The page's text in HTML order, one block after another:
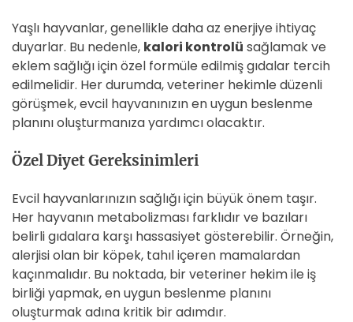
Yaşlı hayvanlar, genellikle daha az enerjiye ihtiyaç
duyarlar. Bu nedenle, kalori kontrolü sağlamak ve
eklem sağlığı için özel formüle edilmiş gıdalar tercih
edilmelidir. Her durumda, veteriner hekimle düzenli
görüşmek, evcil hayvanınızın en uygun beslenme
planını oluşturmanıza yardımcı olacaktır.
Özel Diyet Gereksinimleri
Evcil hayvanlarınızın sağlığı için büyük önem taşır.
Her hayvanın metabolizması farklıdır ve bazıları
belirli gıdalara karşı hassasiyet gösterebilir. Örneğin,
alerjisi olan bir köpek, tahıl içeren mamalardan
kaçınmalıdır. Bu noktada, bir veteriner hekim ile iş
birliği yapmak, en uygun beslenme planını
oluşturmak adına kritik bir adımdır.